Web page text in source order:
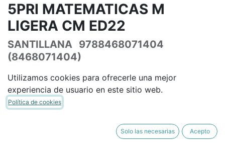
5PRI MATEMATICAS M
LIGERA CM ED22
SANTILLANA 9788468071404
(8468071404)
46,09€ 54,22€ IVA Incluido
COMPRAR AHORA
Utilizamos cookies para ofrecerle una mejor
experiencia de usuario en este sitio web.
Política de cookies
Solo las necesarias Acepto